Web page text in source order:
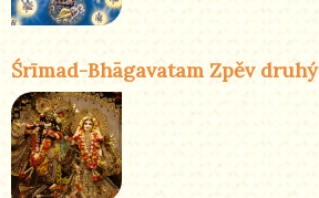
Śrīmad-Bhāgavatam Zpěv druhý